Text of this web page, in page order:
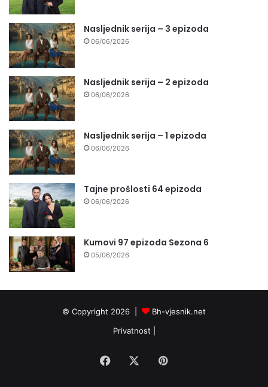
Nasljednik serija – 3 epizoda
06/06/2026
Nasljednik serija – 2 epizoda
06/06/2026
Nasljednik serija – 1 epizoda
06/06/2026
Tajne prošlosti 64 epizoda
06/06/2026
Kumovi 97 epizoda Sezona 6
05/06/2026
© Copyright 2026 |
Bh-vjesnik.net
Privatnost
Facebook Pinterest